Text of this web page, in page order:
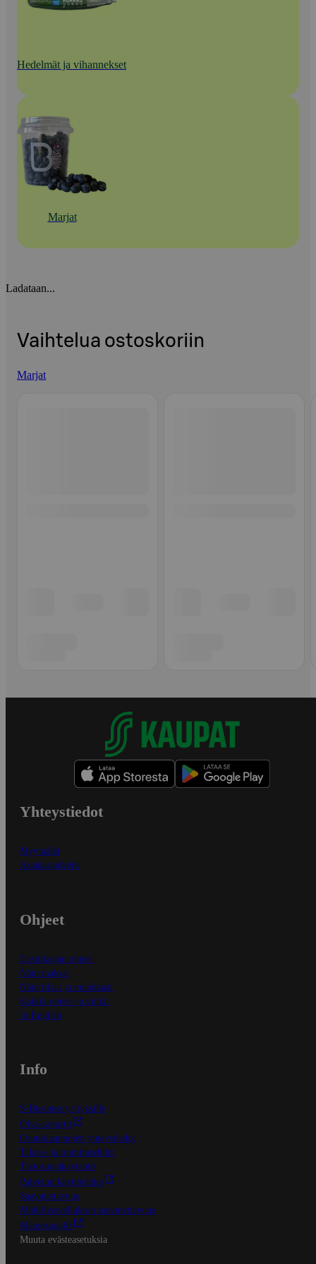
Hedelmät ja vihannekset
Marjat
Ladataan...
Vaihtelua ostoskoriin
Marjat
Yhteystiedot
Myymälät
Asiakaspalvelu
Ohjeet
Ensitilaajan ohjeet
Näin maksat
Näin tilaat ja muokkaat
Kaikki ohjeet ja vinkit
In English
Info
S-Business yrityksille
Oiva-raportit
Osuuskauppojen yhteystiedot
Tilaus- ja toimitusehdot
Tietosuojakäytäntö
Palvelun käyttöehdot
Saavutettavuus
Mobiilisovelluksen saavutettavuus
Mainostajalle
Muuta evästeasetuksia